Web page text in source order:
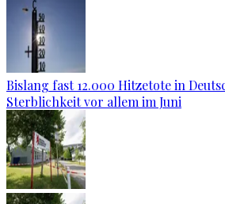
Bislang fast 12.000 Hitzetote in
Sterblichkeit vor allem im Juni